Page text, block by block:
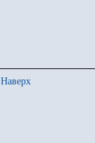
Наверх